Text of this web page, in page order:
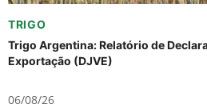
TRIGO
Trigo Argentina: Relatório de
Exportação (DJVE)
06/08/26